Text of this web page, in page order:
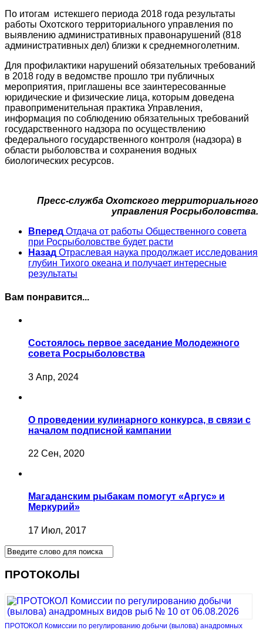
По итогам истекшего периода 2018 года результаты
работы Охотского территориального управления по
выявлению административных правонарушений (818
административных дел) близки к среднемноголетним.
Для профилактики нарушений обязательных требований
в 2018 году в ведомстве прошло три публичных
мероприятия, приглашены все заинтересованные
юридические и физические лица, которым доведена
правоприменительная практика Управления,
информация по соблюдению обязательных требований
государственного надзора по осуществлению
федерального государственного контроля (надзора) в
области рыболовства и сохранения водных
биологических ресурсов.
Пресс-служба Охотского территориального
управления Росрыболовства.
Вперед Отдача от работы Общественного совета
при Росрыболовстве будет расти
Назад Отраслевая наука продолжает исследования
глубин Тихого океана и получает интересные
результаты
Вам понравится...
Состоялось первое заседание Молодежного
совета Росрыболовства
3 Апр, 2024
О проведении кулинарного конкурса, в связи с
началом подписной кампании
22 Сен, 2020
Магаданским рыбакам помогут «Аргус» и
Меркурий»
17 Июл, 2017
ПРОТОКОЛЫ
ПРОТОКОЛ Комиссии по регулированию добычи (вылова) анадромных